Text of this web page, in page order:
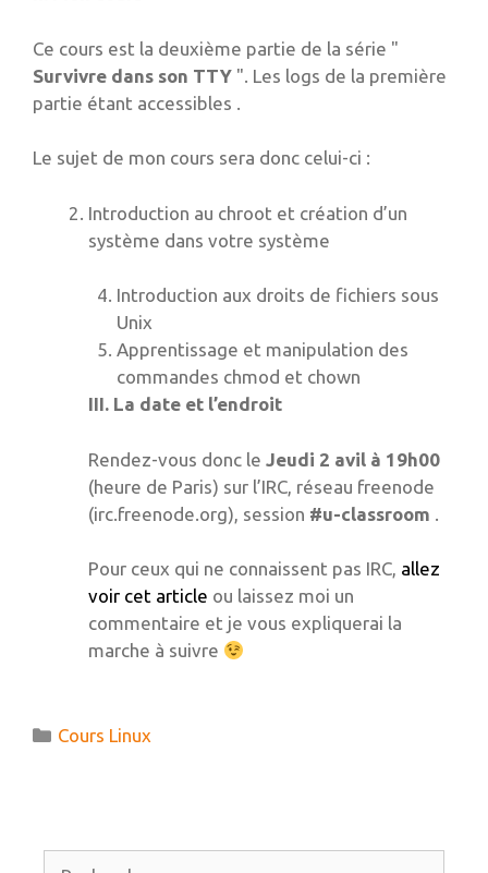
Ce cours est la deuxième partie de la série "
Survivre dans son TTY ". Les logs de la première
partie étant accessibles .
Le sujet de mon cours sera donc celui-ci :
Introduction au chroot et création d’un
système dans votre système
Introduction aux droits de fichiers sous
Unix
Apprentissage et manipulation des
commandes chmod et chown
III. La date et l’endroit
Rendez-vous donc le Jeudi 2 avil à 19h00
(heure de Paris) sur l’IRC, réseau freenode
(irc.freenode.org), session #u-classroom .
Pour ceux qui ne connaissent pas IRC, allez
voir cet article ou laissez moi un
commentaire et je vous expliquerai la
marche à suivre
Catégories
Cours Linux